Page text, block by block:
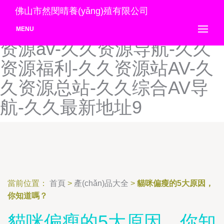
久久孕妇AV-久久在线99热
视-久久中文大香蕉av-久久
资源av-久久资源导航-久久
资源福利-久久资源站AV-久
久资源总站-久久综合AV导
航-久久最新地址9
佛山市然閔晴養(yǎng)殖有限公司
MENU
當前位置： 首頁 > 產(chǎn)品大全 > 貓咪偏瘦的5大原因，
你知道嗎？